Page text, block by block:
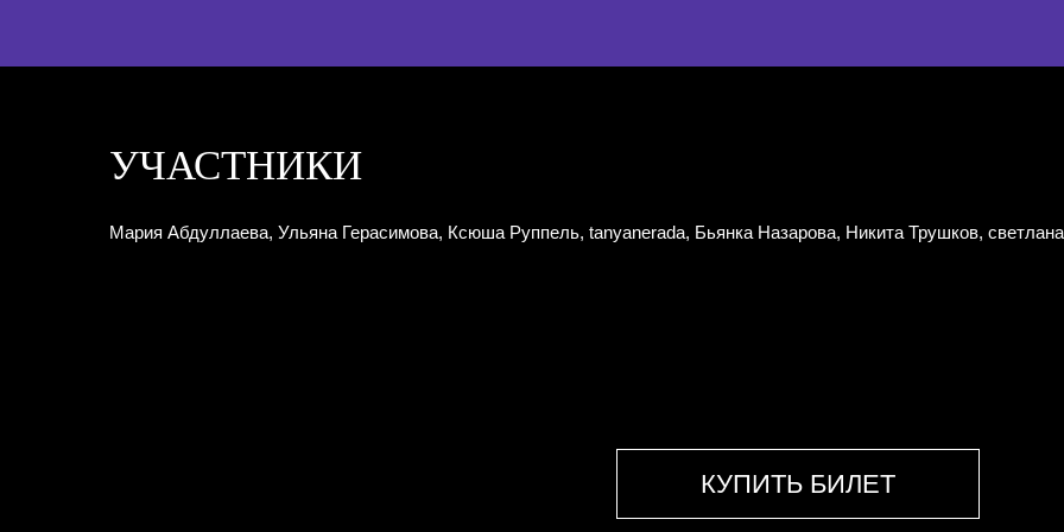
УЧАСТНИКИ
Мария Абдуллаева, Ульяна Герасимова, Ксюша Руппель, tanyanerada, Бьянка Назарова, Никита Трушков,
КУПИТЬ БИЛЕТ